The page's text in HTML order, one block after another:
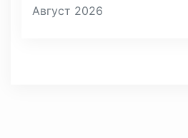
Август 2026